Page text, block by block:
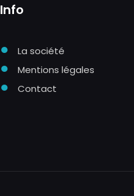
Info
● La société
● Mentions légales
● Contact